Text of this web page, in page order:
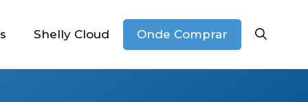
Shelly Cloud Onde Comprar